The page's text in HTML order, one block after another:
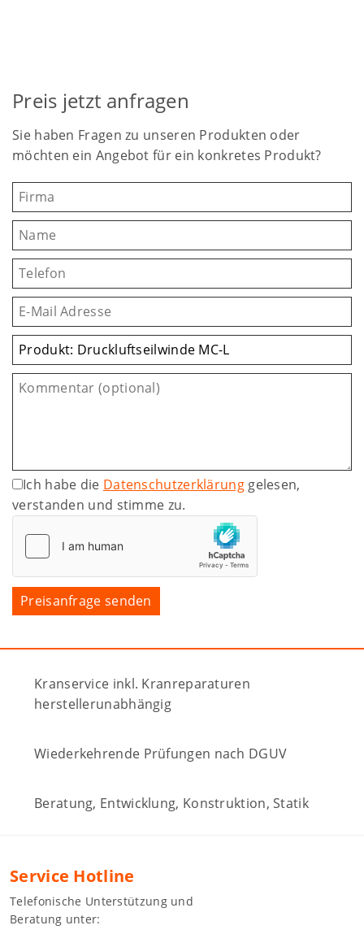
Preis jetzt anfragen
Sie haben Fragen zu unseren Produkten oder
möchten ein Angebot für ein konkretes Produkt?
Ich habe die Datenschutzerklärunggelesen,
verstanden und stimme zu.
Kranservice inkl. Kranreparaturen
herstellerunabhängig
Wiederkehrende Prüfungen nach DGUV
Beratung, Entwicklung, Konstruktion, Statik
Service Hotline
Telefonische Unterstützung und
Beratung unter: